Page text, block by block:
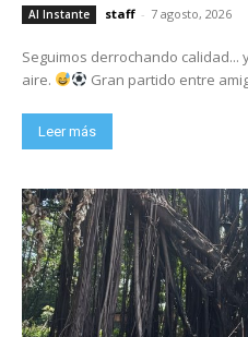
Al Instante staff - 7 agosto, 2026
Seguimos derrochando
aire.
Gran partido entre
Leer más